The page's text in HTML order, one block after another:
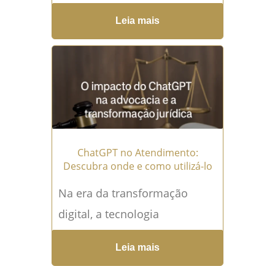
estão revolucionando a
advocacia. Compare suas
vantagens, casos de uso e
considerações de custo.
Prepare-se...Leia mais →
Leia mais
ChatGPT no Atendimento:
Descubra onde e como utilizá-lo
Na era da transformação
digital, a tecnologia
desempenha um papel
fundamental em todas as
Leia mais